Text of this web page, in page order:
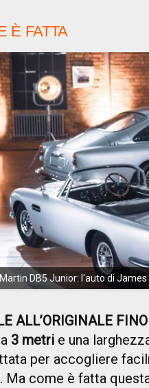
È FATTA
DB5 Junior: l'auto di
ALL’ORIGINALE
3 metri e una
per accogliere
Ma come è fatta